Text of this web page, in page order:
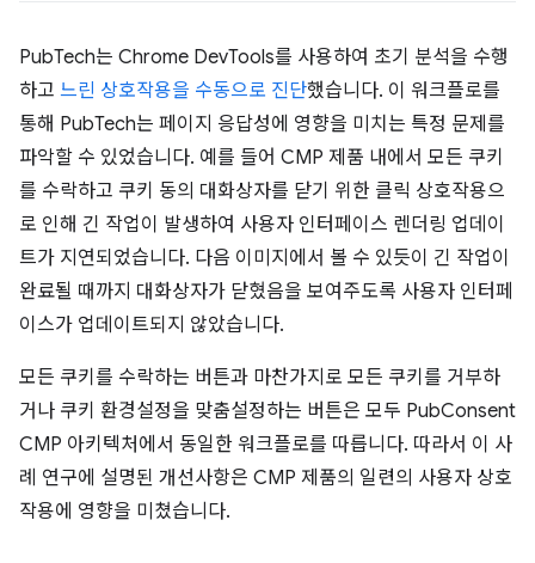
PubTech는 Chrome DevTools를 사용하여 초기 분석을 수행
하고 느린 상호작용을 수동으로 진단했습니다. 이 워크플로를
통해 PubTech는 페이지 응답성에 영향을 미치는 특정 문제를
파악할 수 있었습니다. 예를 들어 CMP 제품 내에서 모든 쿠키
를 수락하고 쿠키 동의 대화상자를 닫기 위한 클릭 상호작용으
로 인해 긴 작업이 발생하여 사용자 인터페이스 렌더링 업데이
트가 지연되었습니다. 다음 이미지에서 볼 수 있듯이 긴 작업이
완료될 때까지 대화상자가 닫혔음을 보여주도록 사용자 인터페
이스가 업데이트되지 않았습니다.
모든 쿠키를 수락하는 버튼과 마찬가지로 모든 쿠키를 거부하
거나 쿠키 환경설정을 맞춤설정하는 버튼은 모두 PubConsent
CMP 아키텍처에서 동일한 워크플로를 따릅니다. 따라서 이 사
례 연구에 설명된 개선사항은 CMP 제품의 일련의 사용자 상호
작용에 영향을 미쳤습니다.